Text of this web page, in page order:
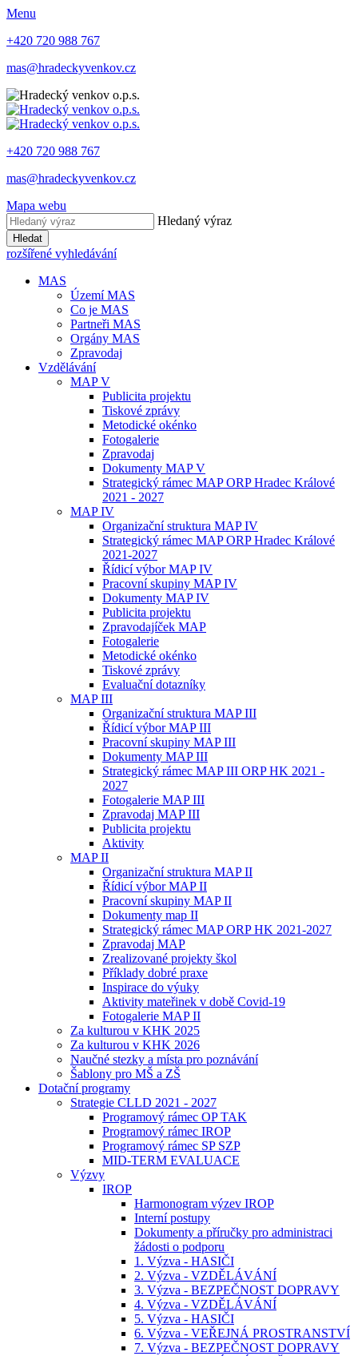
Menu
+420 720 988 767
mas@hradeckyvenkov.cz
+420 720 988 767
mas@hradeckyvenkov.cz
Mapa webu
Hledaný výraz
Hledat
rozšířené vyhledávání
MAS
Území MAS
Co je MAS
Partneři MAS
Orgány MAS
Zpravodaj
Vzdělávání
MAP V
Publicita projektu
Tiskové zprávy
Metodické okénko
Fotogalerie
Zpravodaj
Dokumenty MAP V
Strategický rámec MAP ORP Hradec Králové
2021 - 2027
MAP IV
Organizační struktura MAP IV
Strategický rámec MAP ORP Hradec Králové
2021-2027
Řídicí výbor MAP IV
Pracovní skupiny MAP IV
Dokumenty MAP IV
Publicita projektu
Zpravodajíček MAP
Fotogalerie
Metodické okénko
Tiskové zprávy
Evaluační dotazníky
MAP III
Organizační struktura MAP III
Řídicí výbor MAP III
Pracovní skupiny MAP III
Dokumenty MAP III
Strategický rámec MAP III ORP HK 2021 -
2027
Fotogalerie MAP III
Zpravodaj MAP III
Publicita projektu
Aktivity
MAP II
Organizační struktura MAP II
Řídicí výbor MAP II
Pracovní skupiny MAP II
Dokumenty map II
Strategický rámec MAP ORP HK 2021-2027
Zpravodaj MAP
Zrealizované projekty škol
Příklady dobré praxe
Inspirace do výuky
Aktivity mateřinek v době Covid-19
Fotogalerie MAP II
Za kulturou v KHK 2025
Za kulturou v KHK 2026
Naučné stezky a místa pro poznávání
Šablony pro MŠ a ZŠ
Dotační programy
Strategie CLLD 2021 - 2027
Programový rámec OP TAK
Programový rámec IROP
Programový rámec SP SZP
MID-TERM EVALUACE
Výzvy
IROP
Harmonogram výzev IROP
Interní postupy
Dokumenty a příručky pro administraci
žádosti o podporu
1. Výzva - HASIČI
2. Výzva - VZDĚLÁVÁNÍ
3. Výzva - BEZPEČNOST DOPRAVY
4. Výzva - VZDĚLÁVÁNÍ
5. Výzva - HASIČI
6. Výzva - VEŘEJNÁ PROSTRANSTVÍ
7. Výzva - BEZPEČNOST DOPRAVY